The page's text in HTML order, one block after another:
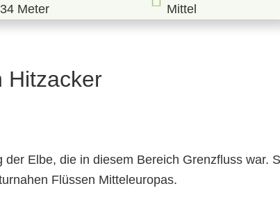
34 Meter Mittel
Hitzacker
Elbe, die in diesem Bereich Grenzfluss war.
Flüssen Mitteleuropas.